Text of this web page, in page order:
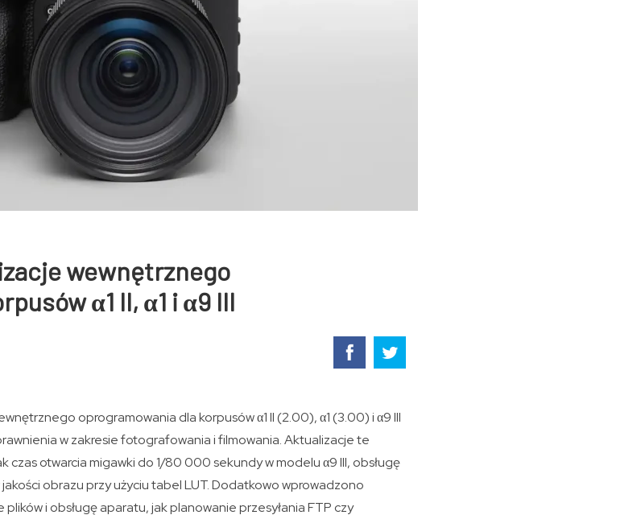
wewnętrznego
α1 II, α1 i α9 III
oprogramowania dla korpusów α1 II (2.00), α1 (3.00) i α9 III
w zakresie fotografowania i filmowania. Aktualizacje te
czas otwarcia migawki do 1/80 000 sekundy w modelu α9 III, obsługę
obrazu przy użyciu tabel LUT. Dodatkowo wprowadzono
i obsługę aparatu, jak planowanie przesyłania FTP czy